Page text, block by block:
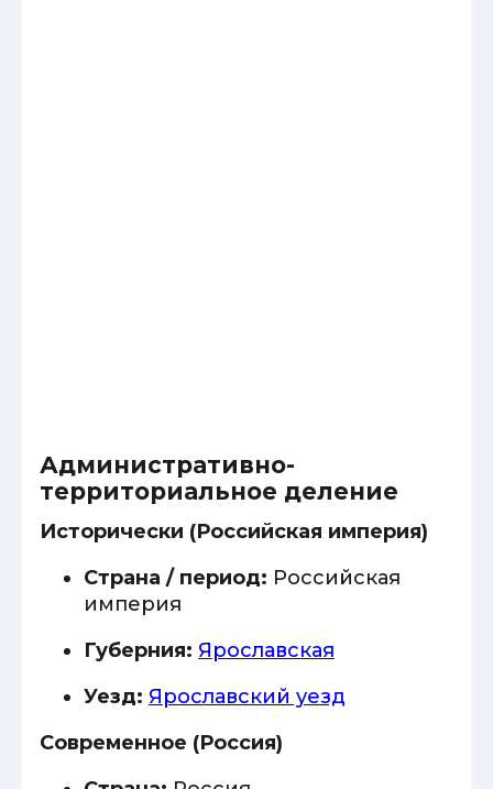
Административно-
территориальное деление
Исторически (Российская империя)
Страна / период: Российская
империя
Губерния: Ярославская
Уезд: Ярославский уезд
Современное (Россия)